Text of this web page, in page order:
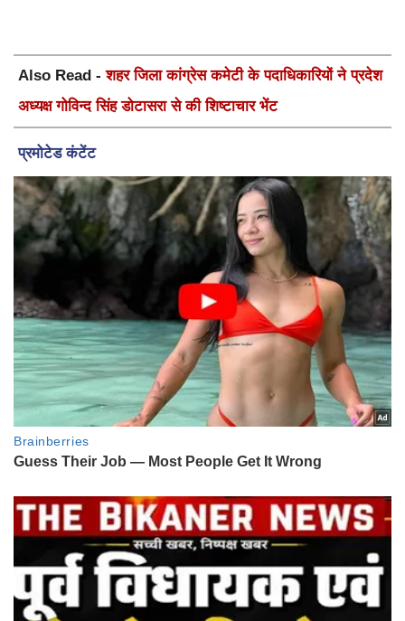
Also Read -शहर जिला कांग्रेस कमेटी के पदाधिकारियों ने प्रदेश
अध्यक्ष गोविन्द सिंह डोटासरा से की शिष्टाचार भेंट